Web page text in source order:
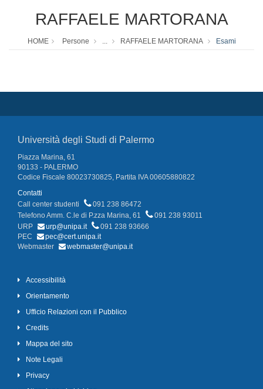
RAFFAELE MARTORANA
HOME Persone ... RAFFAELE MARTORANA Esami
Università degli Studi di Palermo
Piazza Marina, 61
90133 - PALERMO
Codice Fiscale 80023730825, Partita IVA 00605880822
Contatti
Call center studenti
091 238 86472
Telefono Amm. C.le di P.zza Marina, 61
091 238 93011
URP
urp@unipa.it
091 238 93666
PEC
pec@cert.unipa.it
Webmaster
webmaster@unipa.it
Accessibilità
Orientamento
Ufficio Relazioni con il Pubblico
Credits
Mappa del sito
Note Legali
Privacy